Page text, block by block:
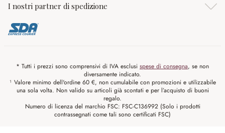
I nostri partner di spedizione
* Tutti i prezzi sono comprensivi di IVA esclusi spese di consegna, se non
diversamente indicato.
¹ Valore minimo dell'ordine 60 €, non cumulabile con promozioni e utilizzabile
una sola volta. Non valido su articoli già scontati e per l’acquisto di buoni
regalo.
Numero di licenza del marchio FSC: FSC-C136992 (Solo i prodotti
contrassegnati come tali sono certificati FSC)